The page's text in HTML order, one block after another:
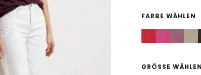
FARBE WÄHLEN
GRÖSSE WÄHLEN